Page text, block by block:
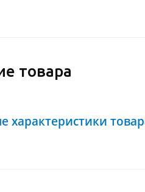
товара
характеристики